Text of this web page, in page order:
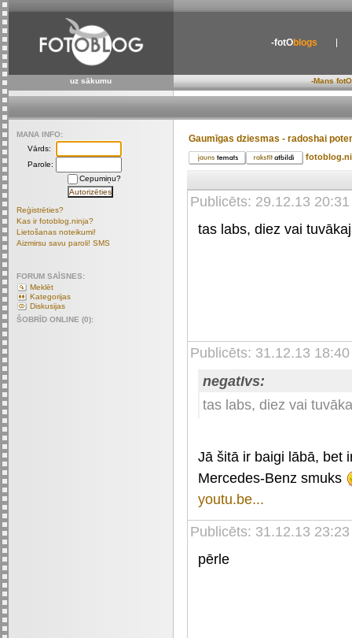
-fotOblogs
uz sākumu -Mans
Gaumīgas dziesmas - radoshai
Publicēts: 29.12.13 20:31
tas labs, diez vai
Publicēts: 31.12.13 18:40
negatIvs:
tas labs, diez vai
Jā šitā ir baigi lābā, bet
Mercedes-Benz smuks
youtu.be...
Publicēts: 31.12.13 23:23
pērle
MANA INFO:
Vārds:
Parole:
Cepumiņu?
Reģistrēties?
Kas ir fotoblog.ninja?
Lietošanas noteikumi!
Aizmirsu savu paroli! SMS
FORUM SAĪSNES:
Meklēt
Kategorijas
Diskusijas
ŠOBRĪD ONLINE (0):